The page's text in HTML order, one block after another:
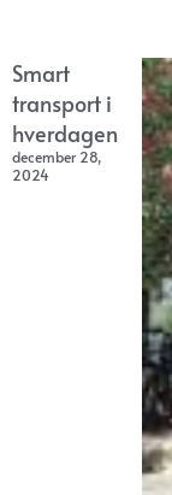
Smart
transport i
hverdagen
december 28,
2024